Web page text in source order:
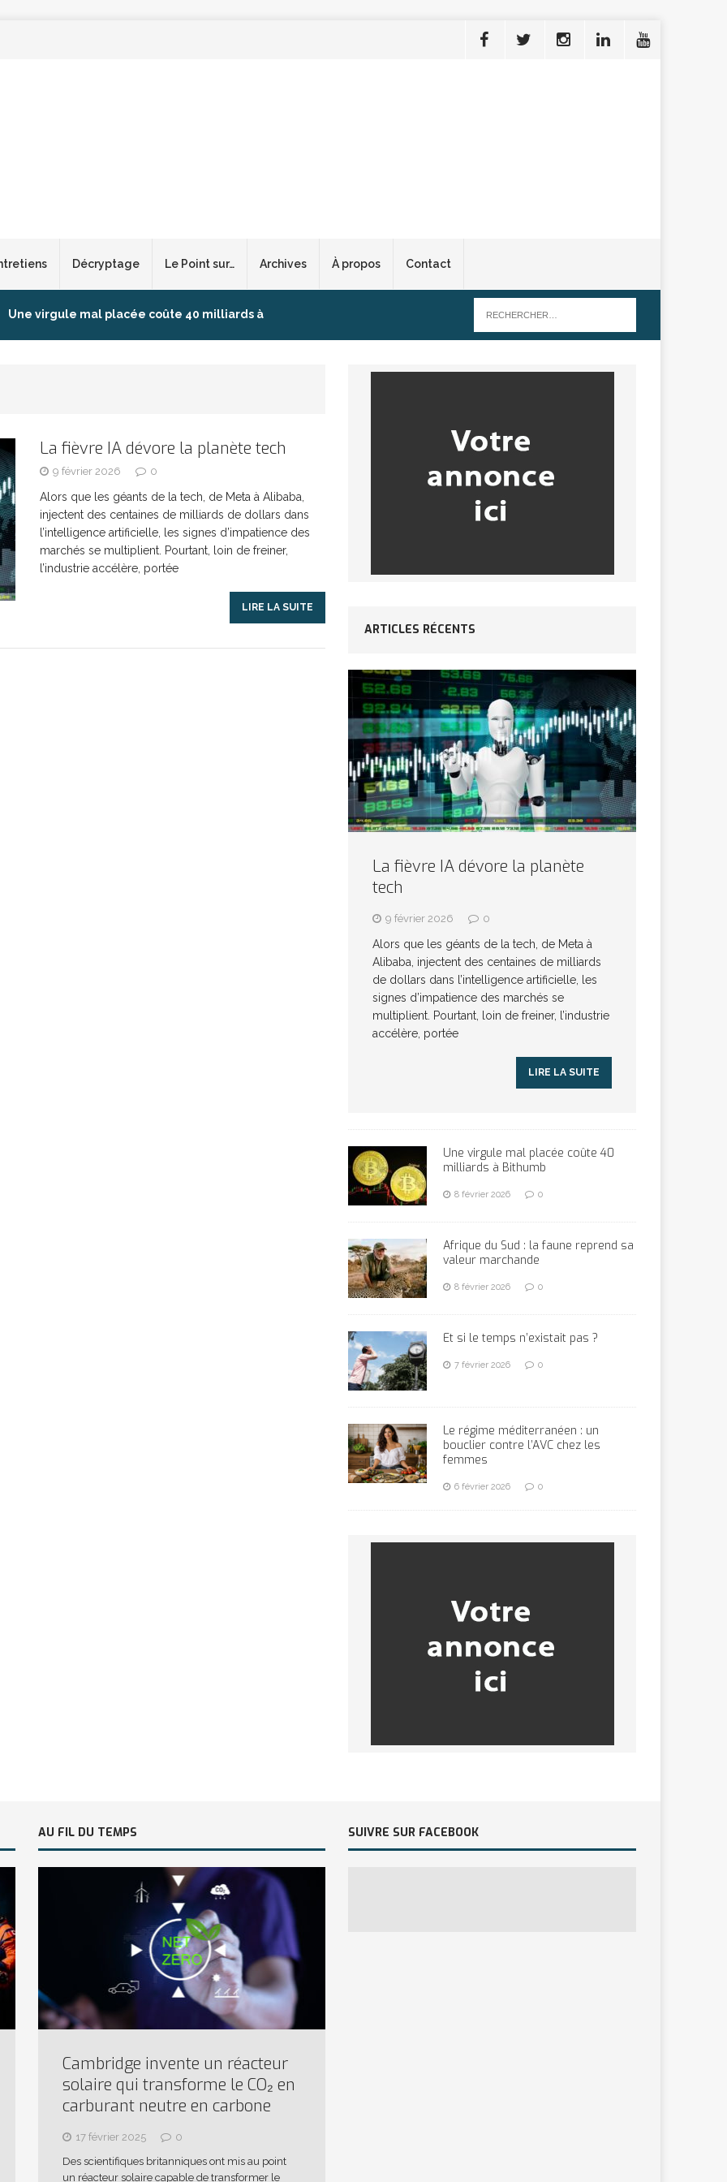
Décryptage Le Point sur… Archives À propos Contact
Une virgule mal placée coûte 40 milliards à
ARTICLES RÉÇENTS
Et si le temps n’existait pas ? ARTICLES RÉÇENTS
Le régime méditerranéen : un bouclier contre
La fièvre IA dévore la planète tech
9 février 2026 0
Alors que les géants de la tech, de Meta à Alibaba,
injectent des centaines de milliards de dollars dans
l’intelligence artificielle, les signes d’impatience des
marchés se multiplient. Pourtant, loin de freiner,
l’industrie accélère, portée
LIRE LA SUITE
ARTICLES RÉCENTS
La fièvre IA dévore la planète
tech
9 février 2026 0
Alors que les géants de la tech, de Meta à
Alibaba, injectent des centaines de milliards
de dollars dans l’intelligence artificielle, les
signes d’impatience des marchés se
multiplient. Pourtant, loin de freiner, l’industrie
accélère, portée
LIRE LA SUITE
Une virgule mal placée coûte 40
milliards à Bithumb
8 février 2026 0
Afrique du Sud : la faune reprend sa
valeur marchande
8 février 2026 0
Et si le temps n’existait pas ?
7 février 2026 0
Le régime méditerranéen : un
bouclier contre l’AVC chez les
femmes
6 février 2026 0
AU FIL DU TEMPS
Cambridge invente un réacteur
solaire qui transforme le CO₂ en
carburant neutre en carbone
17 février 2025
0
Des scientifiques britanniques ont mis au point
un réacteur solaire capable de transformer le
SUIVRE SUR FACEBOOK